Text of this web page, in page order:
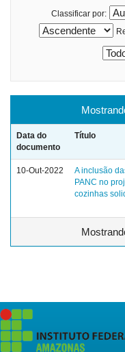
Classificar por:
Data do
documento
Título
10-Out-2022
A inclusão
PANC no
cozinhas